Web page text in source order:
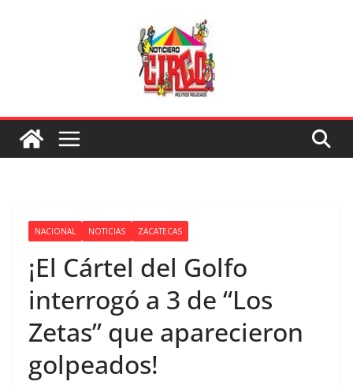
NACIONAL NOTICIAS ZACATECAS
¡El Cártel del Golfo
interrogó a 3 de “Los
Zetas” que aparecieron
golpeados!